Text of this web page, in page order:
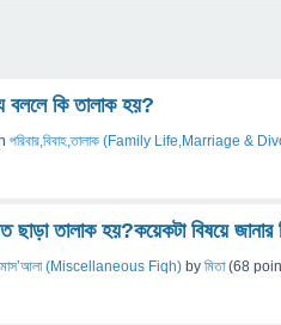
বললে কি তালাক হয়?
পরিবার,বিবাহ,তালাক (Family Life,Marriage &
ছাড়া তালাক হয়?কয়েকটা বিষয়ে জানার
মাস’আলা (Miscellaneous Fiqh) by মিতা (68